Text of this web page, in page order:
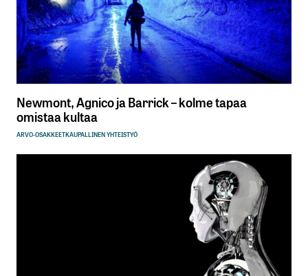
Newmont, Agnico ja Barrick – kolme tapaa
omistaa kultaa
ARVO-OSAKKEETKAUPALLINEN YHTEISTYÖ